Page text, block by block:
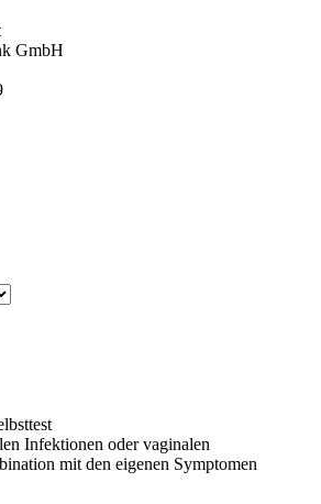
GmbH
Infektionen oder vaginalen
mit den eigenen Symptomen